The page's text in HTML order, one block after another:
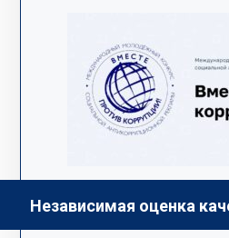
Независимая оценка